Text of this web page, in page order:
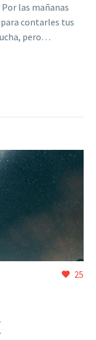
Por las mañanas
contarles tus
pero…
25